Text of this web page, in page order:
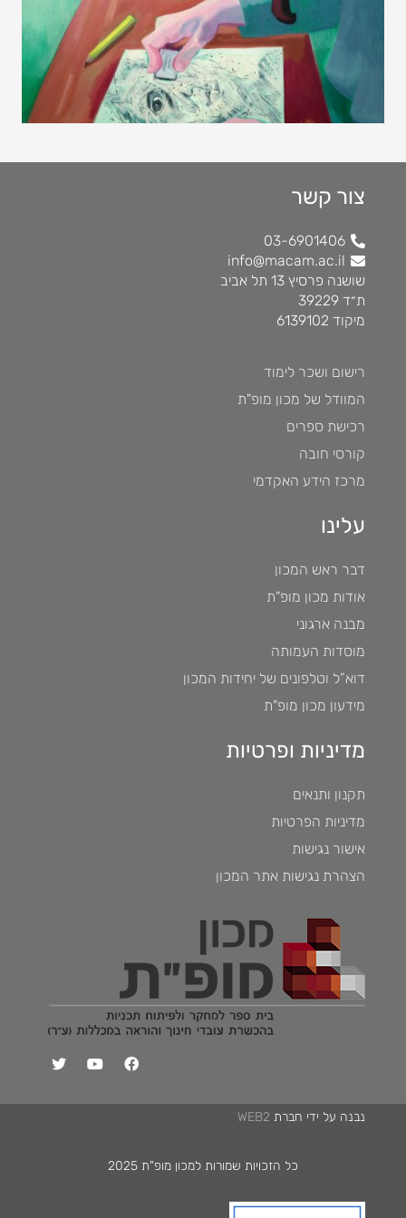
להמשך קריאה
צור קשר
03-6901406
info@macam.ac.il
שושנה פרסיץ 13 תל אביב
ת״ד 39229
מיקוד 6139102
רישום ושכר לימוד
המוודל של מכון מופ"ת
רכישת ספרים
קורסי חובה
מרכז הידע האקדמי
עלינו
דבר ראש המכון
אודות מכון מופ"ת
מבנה ארגוני
מוסדות העמותה
דוא”ל וטלפונים של יחידות המכון
מידעון מכון מופ"ת
מדיניות ופרטיות
תקנון ותנאים
מדיניות הפרטיות
אישור נגישות
הצהרת נגישות אתר המכון
נבנה על ידי חברת WEB2
כל הזכויות שמורות למכון מופ"ת 2025